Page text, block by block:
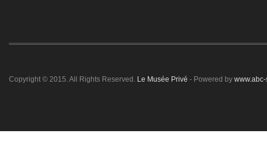
Copyright © 2015. All Rights Reserved. Le Musée Privé - Powered by